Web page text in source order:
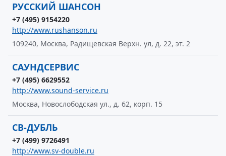
РУССКИЙ ШАНСОН
+7 (495) 9154220
http://www.rushanson.ru
109240, Москва, Радищевская Верхн. ул, д. 22, эт. 2
САУНДСЕРВИС
+7 (495) 6629552
http://www.sound-service.ru
Москва, Новослободская ул., д. 62, корп. 15
СВ-ДУБЛЬ
+7 (499) 9726491
http://www.sv-double.ru